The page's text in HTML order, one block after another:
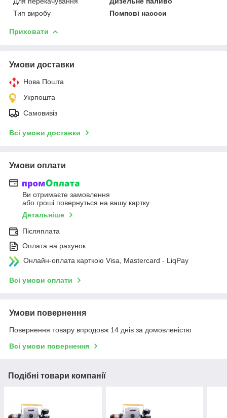
Тип виробу
Помпові насоси
Приховати
Умови доставки
Нова Пошта
Укрпошта
Самовивіз
Всі умови доставки
Умови оплати
Ви отримаєте замовлення
або гроші повернуться на вашу картку
Детальніше
Післяплата
Оплата на рахунок
Онлайн-оплата карткою Visa, Mastercard - LiqPay
Всі умови оплати
Умови повернення
Повернення товару впродовж 14 днів за домовленістю
Всі умови повернення
Подібні товари компанії